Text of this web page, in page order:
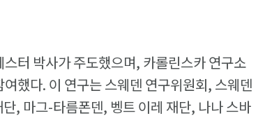
터 박사가 주도했으며, 카롤린스카 연구소
했다. 이 연구는 스웨덴 연구위원회, 스웨덴
, 마그-타름폰덴, 벵트 이레 재단, 나나 스바